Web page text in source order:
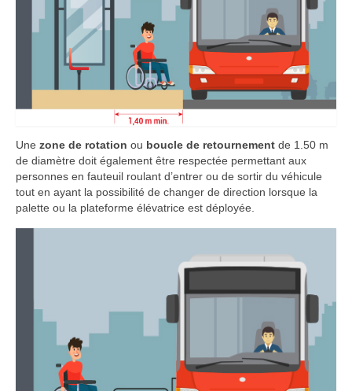
Une zone de rotation ou boucle de retournement de 1.50 m
de diamètre doit également être respectée permettant aux
personnes en fauteuil roulant d’entrer ou de sortir du véhicule
tout en ayant la possibilité de changer de direction lorsque la
palette ou la plateforme élévatrice est déployée.